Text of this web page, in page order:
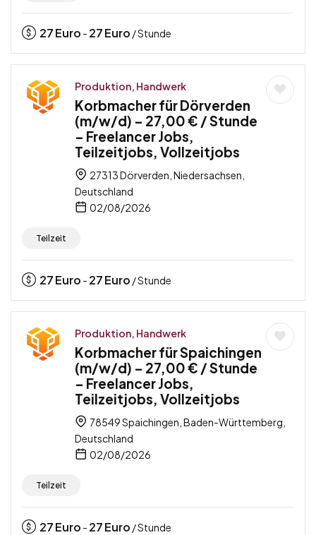
27Euro - 27Euro / Stunde
Produktion, Handwerk
Korbmacher für Dörverden
(m/w/d) – 27,00 € / Stunde
– Freelancer Jobs,
Teilzeitjobs, Vollzeitjobs
27313 Dörverden, Niedersachsen,
Deutschland
02/08/2026
Teilzeit
27Euro - 27Euro / Stunde
Produktion, Handwerk
Korbmacher für Spaichingen
(m/w/d) – 27,00 € / Stunde
– Freelancer Jobs,
Teilzeitjobs, Vollzeitjobs
78549 Spaichingen, Baden-Württemberg,
Deutschland
02/08/2026
Teilzeit
27Euro - 27Euro / Stunde